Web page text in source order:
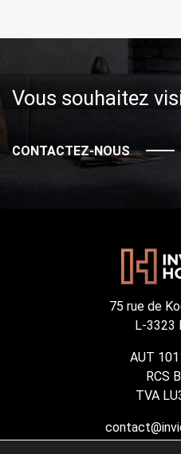
Vous souhaitez
CONTACTEZ-NOUS
75 rue de
L-3323
AUT
RCS
TVA